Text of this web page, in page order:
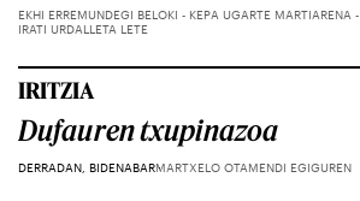
EKHI ERREMUNDEGI BELOKI - KEPA UGARTE MARTIARENA -
IRATI URDALLETA LETE
IRITZIA
Dufauren txupinazoa
DERRADAN, BIDENABARMARTXELO OTAMENDI EGIGUREN